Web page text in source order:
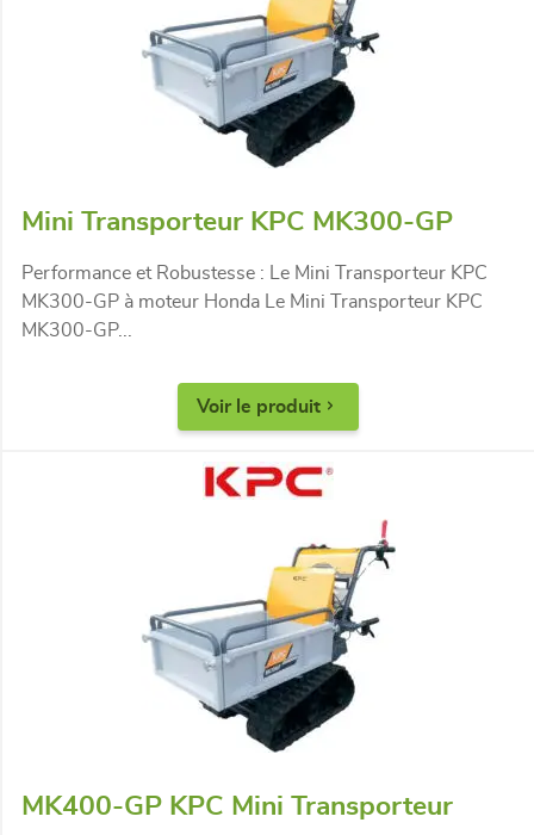
Mini Transporteur KPC MK300-GP
Performance et Robustesse : Le Mini Transporteur KPC
MK300-GP à moteur Honda Le Mini Transporteur KPC
MK300-GP...
Voir le produit
MK400-GP KPC Mini Transporteur